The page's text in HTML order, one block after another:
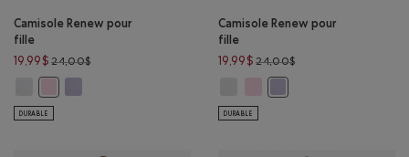
Camisole Renew pour
fille
19,99$ 24,00$Prix réduit de 24,00$ à 19,99$
DURABLE
Camisole Renew pour
fille
19,99$ 24,00$Prix réduit de 24,00$
DURABLE